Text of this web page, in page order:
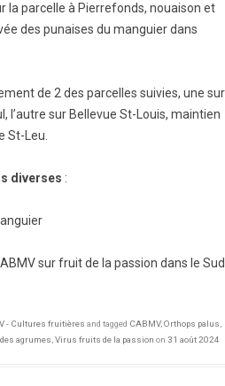
la parcelle à Pierrefonds, nouaison et
des punaises du manguier dans
de 2 des parcelles suivies, une sur
l’autre sur Bellevue St-Louis, maintien
St-Leu.
diverses :
sur fruit de la passion dans le Sud
- Cultures fruitières and tagged CABMV, Orthops palus
agrumes Virus fruits de la passion on 31 août 2024